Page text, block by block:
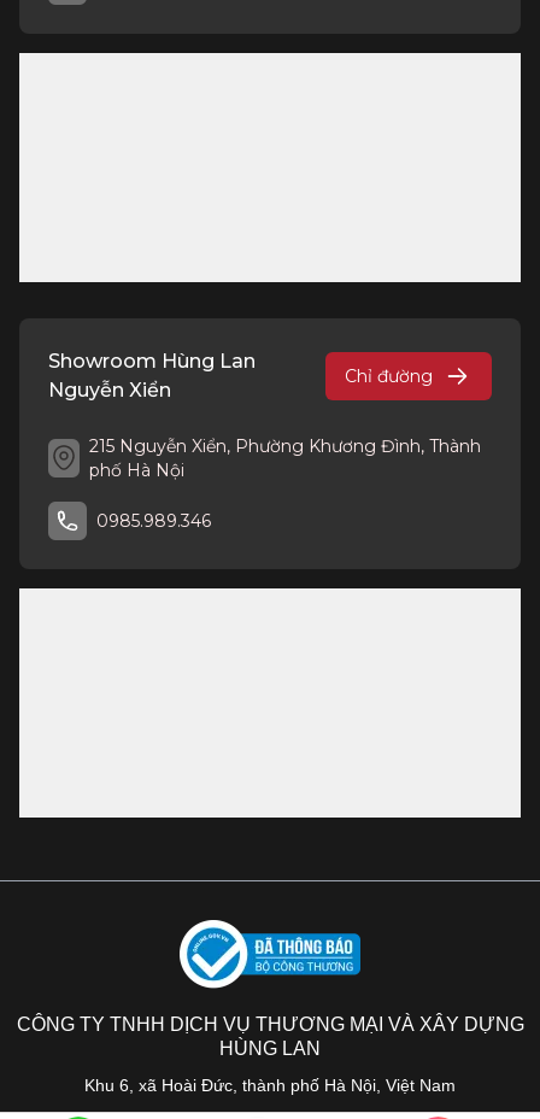
Showroom Hùng Lan
Nguyễn Xiển
Chỉ đường
215 Nguyễn Xiển, Phường Khương Đình, Thành
phố Hà Nội
0985.989.346
CÔNG TY TNHH DỊCH VỤ THƯƠNG MẠI VÀ XÂY DỰNG
HÙNG LAN
Khu 6, xã Hoài Đức, thành phố Hà Nội, Việt Nam